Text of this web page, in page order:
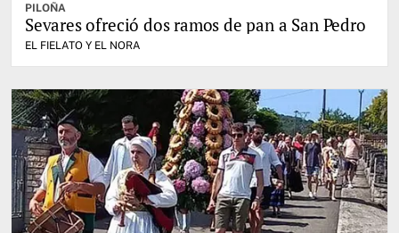
PILOÑA
Sevares ofreció dos ramos de pan a San Pedro
EL FIELATO Y EL NORA